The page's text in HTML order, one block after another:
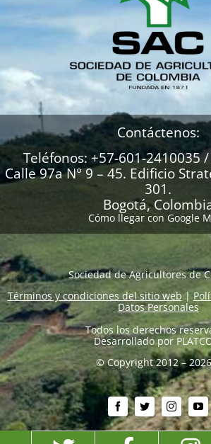
Contáctenos:
Teléfonos: +57-601-2410035
Calle 97a N° 9 – 45. Edificio
301.
Bogotá,
Cómo llegar con Google
Sociedad de Agricultores de
Términos y condiciones del sitio web|
Datos Personales
Todos los derechos
Desarrollado por
© Copyright 2012 –